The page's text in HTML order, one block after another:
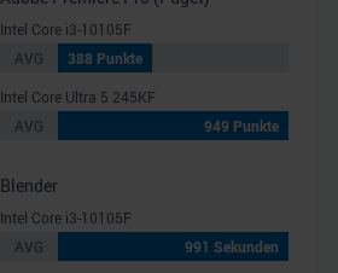
Intel Core i3-10105F
AVG
388 Punkte
Intel Core Ultra 5 245KF
AVG
949 Punkte
Blender
Intel Core i3-10105F
AVG
991 Sekunden